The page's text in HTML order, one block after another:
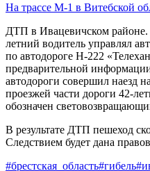
На трассе М-1 в Витебской
ДТП в Ивацевичском районе.
летний водитель управлял
по автодороге Н-222
предварительной
автодороги совершил наезд
проезжей части дороги 42-
обозначен
В результате ДТП пешеход
Следствием будет дана
#брестская_область#гибель